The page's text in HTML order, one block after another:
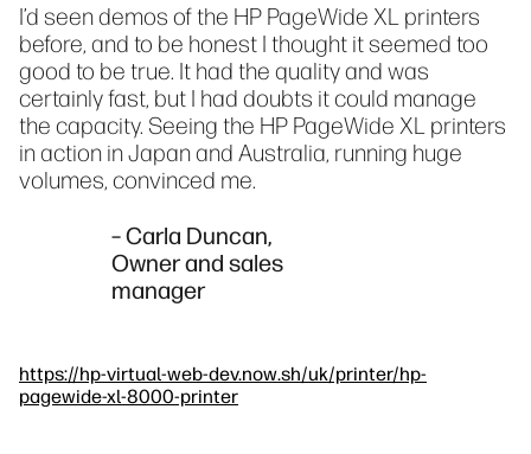
I’d seen demos of the HP PageWide XL printers
before, and to be honest I thought it seemed too
good to be true. It had the quality and was
certainly fast, but I had doubts it could manage
the capacity. Seeing the HP PageWide XL printers
in action in Japan and Australia, running huge
volumes, convinced me.
– Carla Duncan,
Owner and sales
manager
https://hp-virtual-web-dev.now.sh/uk/printer/hp-
pagewide-xl-8000-printer